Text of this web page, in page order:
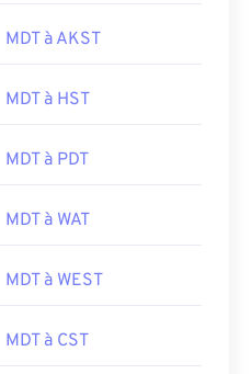
MDT à AKST
MDT à HST
MDT à PDT
MDT à WAT
MDT à WEST
MDT à CST